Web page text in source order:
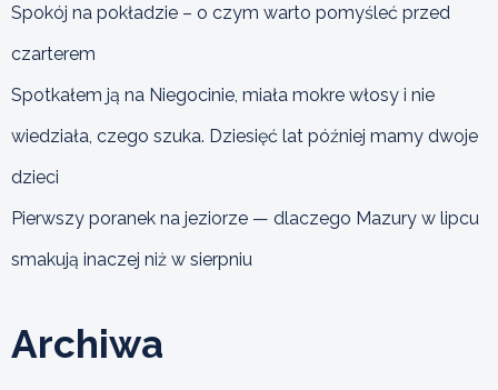
Spokój na pokładzie – o czym warto pomyśleć przed
czarterem
Spotkałem ją na Niegocinie, miała mokre włosy i nie
wiedziała, czego szuka. Dziesięć lat później mamy dwoje
dzieci
Pierwszy poranek na jeziorze — dlaczego Mazury w lipcu
smakują inaczej niż w sierpniu
Archiwa